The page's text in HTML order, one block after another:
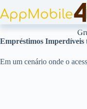
para
o
conteúdo
Empréstimos Imperdíveis
Em um cenário onde o